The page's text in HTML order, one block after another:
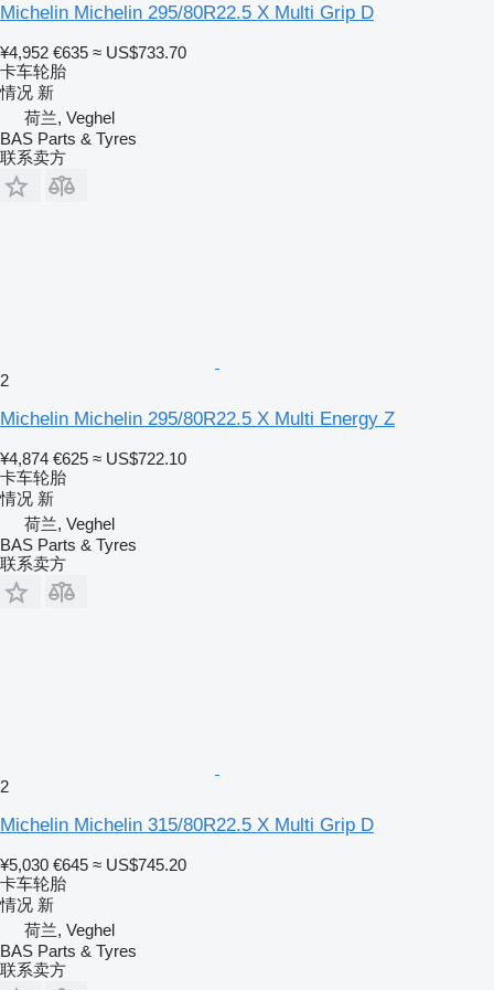
Michelin Michelin 295/80R22.5 X Multi Grip D
¥4,952 €635 ≈ US$733.70
卡车轮胎
情况 新
荷兰, Veghel
BAS Parts & Tyres
联系卖方
2
Michelin Michelin 295/80R22.5 X Multi Energy Z
¥4,874 €625 ≈ US$722.10
卡车轮胎
情况 新
荷兰, Veghel
BAS Parts & Tyres
联系卖方
2
Michelin Michelin 315/80R22.5 X Multi Grip D
¥5,030 €645 ≈ US$745.20
卡车轮胎
情况 新
荷兰, Veghel
BAS Parts & Tyres
联系卖方